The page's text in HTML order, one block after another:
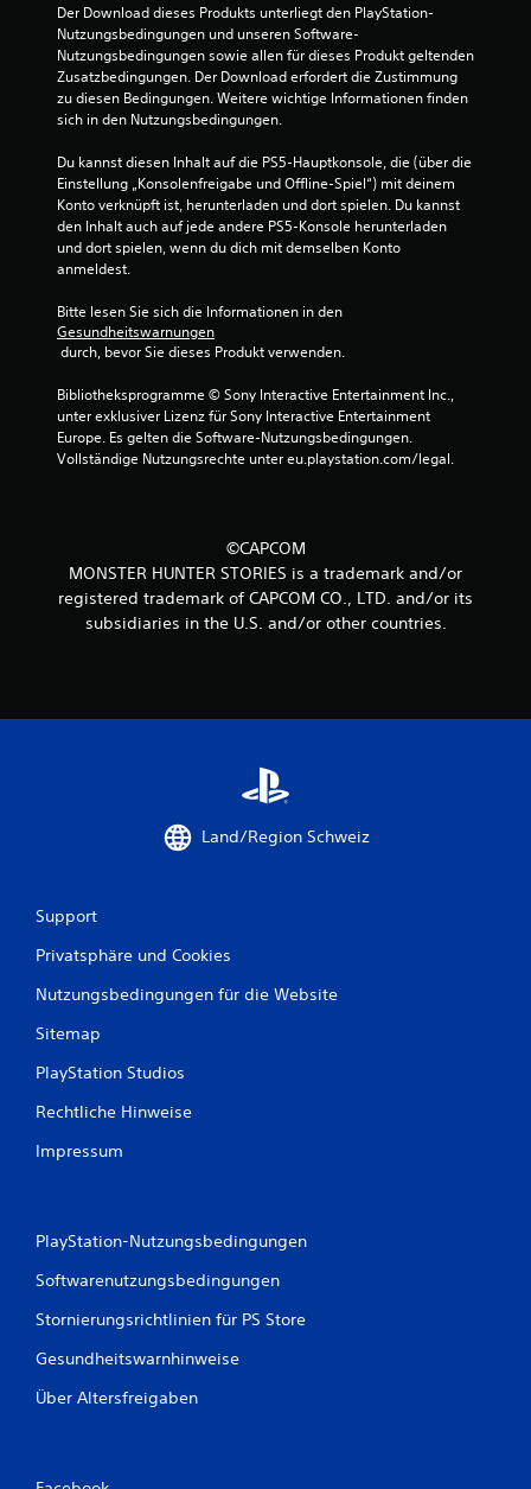
7
B
e
t
n
e
n
Der Download dieses Produkts unterliegt den PlayStation-
Nutzungsbedingungen und unseren Software-
Nutzungsbedingungen sowie allen für dieses Produkt geltenden
Zusatzbedingungen. Der Download erfordert die Zustimmung
zu diesen Bedingungen. Weitere wichtige Informationen finden
sich in den Nutzungsbedingungen.
Du kannst diesen Inhalt auf die PS5-Hauptkonsole, die (über die
Einstellung „Konsolenfreigabe und Offline-Spiel“) mit deinem
Konto verknüpft ist, herunterladen und dort spielen. Du kannst
den Inhalt auch auf jede andere PS5-Konsole herunterladen
und dort spielen, wenn du dich mit demselben Konto
anmeldest.
Bitte lesen Sie sich die Informationen in den
Gesundheitswarnungen
durch, bevor Sie dieses Produkt verwenden.
Bibliotheksprogramme © Sony Interactive Entertainment Inc.,
unter exklusiver Lizenz für Sony Interactive Entertainment
Europe. Es gelten die Software-Nutzungsbedingungen.
Vollständige Nutzungsrechte unter eu.playstation.com/legal.
©CAPCOM
MONSTER HUNTER STORIES is a trademark and/or
registered trademark of CAPCOM CO., LTD. and/or its
subsidiaries in the U.S. and/or other countries.
Land/Region Schweiz
Support
Privatsphäre und Cookies
Nutzungsbedingungen für die Website
Sitemap
PlayStation Studios
Rechtliche Hinweise
Impressum
PlayStation-Nutzungsbedingungen
Softwarenutzungsbedingungen
Stornierungsrichtlinien für PS Store
Gesundheitswarnhinweise
Über Altersfreigaben